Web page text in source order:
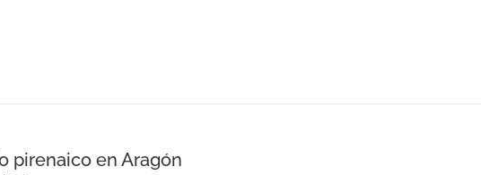
pirenaico en Aragón